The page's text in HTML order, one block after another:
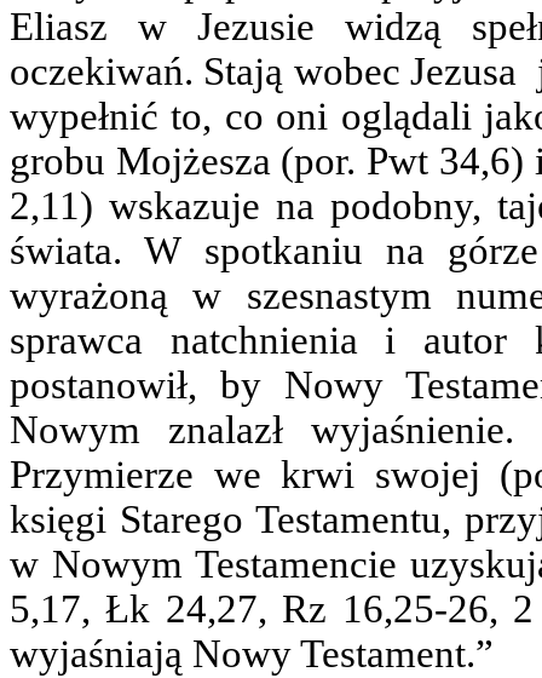
Eliasz w Jezusie widzą
oczekiwań. Stają wobec
wypełnić to, co oni oglądali
grobu Mojżesza (por. Pwt
2,11) wskazuje na podobny,
świata. W spotkaniu na
wyrażoną w szesnastym
sprawca natchnienia i autor
postanowił, by Nowy
Nowym znalazł
Przymierze we krwi swojej
księgi Starego Testamentu,
w Nowym Testamencie
5,17, Łk 24,27, Rz 16,25-26,
wyjaśniają Nowy Testament.”